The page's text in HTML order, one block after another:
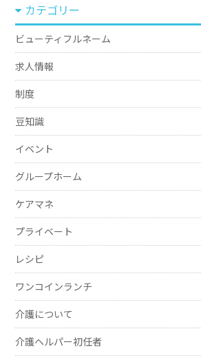
カテゴリー
ビューティフルネーム
求人情報
制度
豆知識
イベント
グループホーム
ケアマネ
プライベート
レシピ
ワンコインランチ
介護について
介護ヘルパー初任者